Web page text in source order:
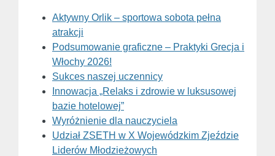
Aktywny Orlik – sportowa sobota pełna
atrakcji
Podsumowanie graficzne – Praktyki Grecja i
Włochy 2026!
Sukces naszej uczennicy
Innowacja „Relaks i zdrowie w luksusowej
bazie hotelowej”
Wyróżnienie dla nauczyciela
Udział ZSETH w X Wojewódzkim Zjeździe
Liderów Młodzieżowych